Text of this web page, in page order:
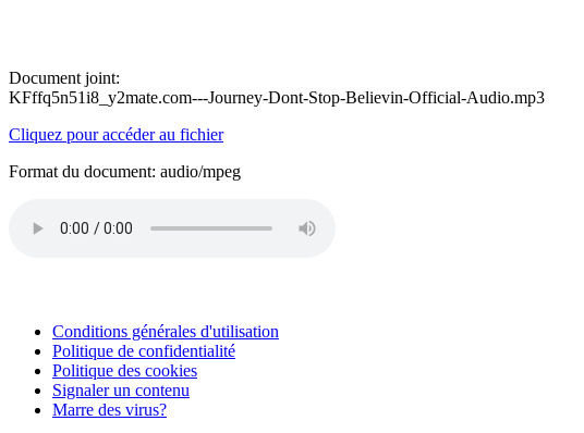
Document joint:
KFffq5n51i8_y2mate.com---Journey-Dont-Stop-Believin-Official-Audio.mp3
Cliquez pour accéder au fichier
Format du document: audio/mpeg
Conditions générales d'utilisation
Politique de confidentialité
Politique des cookies
Signaler un contenu
Marre des virus?